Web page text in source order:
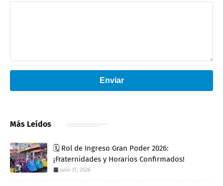
Enviar
Más Leídos
🗓️ Rol de Ingreso Gran Poder 2026:
¡Fraternidades y Horarios Confirmados!
julio 31, 2026